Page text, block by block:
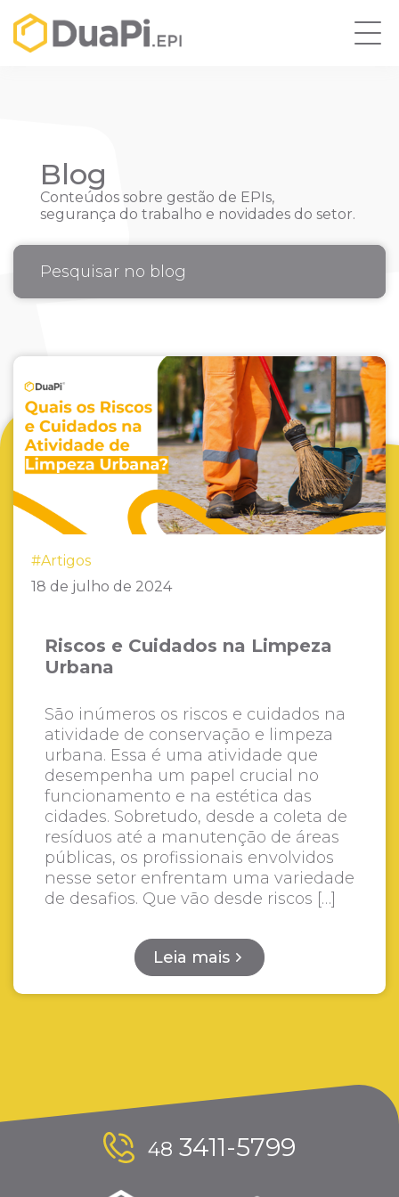
Blog
Conteúdos sobre gestão de EPIs,
segurança do trabalho e novidades do setor.
#Artigos
18 de julho de 2024
Riscos e Cuidados na Limpeza
Urbana
São inúmeros os riscos e cuidados na
atividade de conservação e limpeza
urbana. Essa é uma atividade que
desempenha um papel crucial no
funcionamento e na estética das
cidades. Sobretudo, desde a coleta de
resíduos até a manutenção de áreas
públicas, os profissionais envolvidos
nesse setor enfrentam uma variedade
de desafios. Que vão desde riscos […]
Leia mais
48 3411-5799